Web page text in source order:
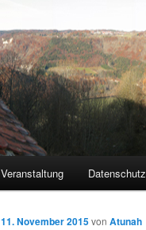
Veranstaltung Datenschutz
11. November 2015von Atunah